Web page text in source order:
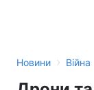
Новини › Війна